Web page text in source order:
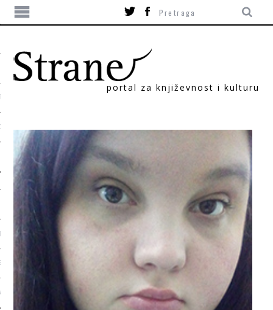
portal za književnost i kulturu